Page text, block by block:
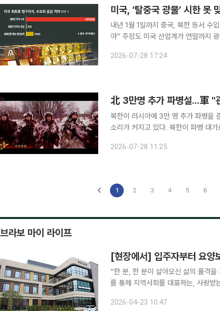
미국, ‘탈중국 광물’ 시한 못
내년 1월 1일까지 중국, 북한 등서 수
야” 주장도 미국 산업계가 연말까지
2026-07-28 17:24
北 3만명 추가 파병설...軍 "
북한이 러시아에 3만 명 추가 파병을
소리가 커지고 있다. 북한이 파병 대
2026-07-28 11:25
1 2 3 4 5 6
브라보 마이 라이프
“한 분, 한 분이 살아오신 삶의 품격
를 통해 지역사회를 대표하는, 사랑받는 노인
사의 운영 철학을 이렇게 설명했다.
2026-04-23 10:47